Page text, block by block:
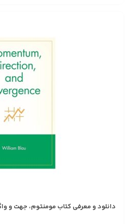
دانلود و معرفی کتاب مومنتوم، جهت و